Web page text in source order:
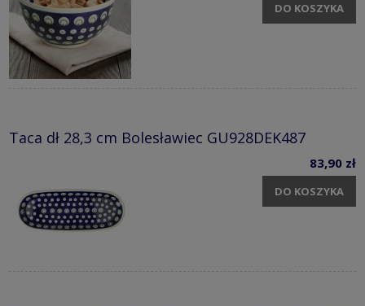
DO KOSZYKA
Taca dł 28,3 cm Bolesławiec GU928DEK487
83,90 zł
DO KOSZYKA